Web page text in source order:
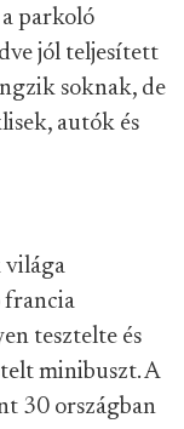
parkoló
jól teljesített
soknak, de
autók és
világa
francia
tesztelte és
minibuszt. A
30 országban